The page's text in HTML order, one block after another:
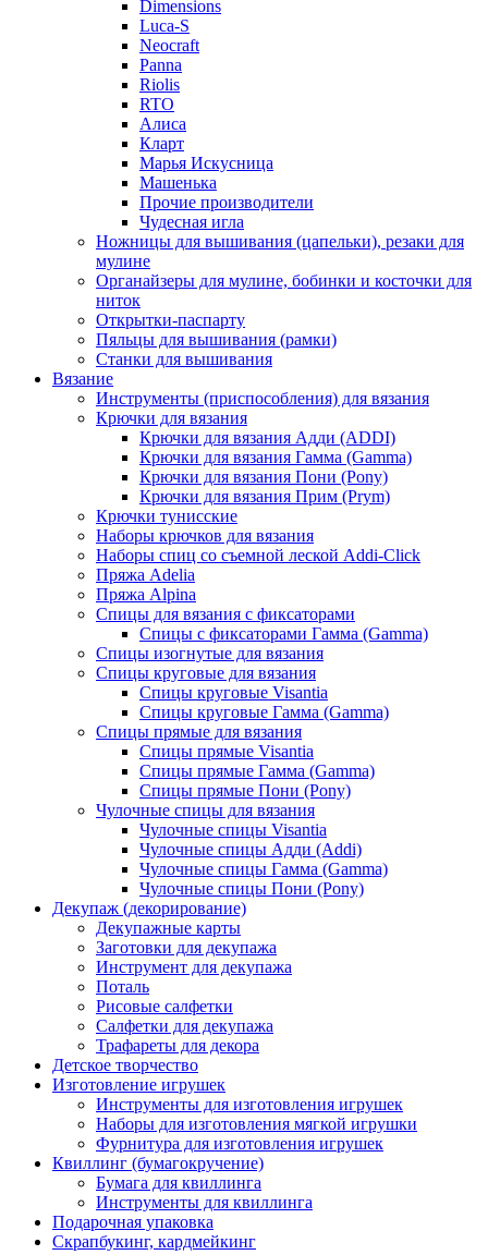
Dimensions
Luca-S
Neocraft
Panna
Riolis
RTO
Алиса
Кларт
Марья Искусница
Машенька
Прочие производители
Чудесная игла
Ножницы для вышивания (цапельки), резаки для
мулине
Органайзеры для мулине, бобинки и косточки для
ниток
Открытки-паспарту
Пяльцы для вышивания (рамки)
Станки для вышивания
Вязание
Инструменты (приспособления) для вязания
Крючки для вязания
Крючки для вязания Адди (ADDI)
Крючки для вязания Гамма (Gamma)
Крючки для вязания Пони (Pony)
Крючки для вязания Прим (Prym)
Крючки тунисские
Наборы крючков для вязания
Наборы спиц со съемной леской Addi-Click
Пряжа Adelia
Пряжа Alpina
Спицы для вязания с фиксаторами
Спицы с фиксаторами Гамма (Gamma)
Спицы изогнутые для вязания
Спицы круговые для вязания
Спицы круговые Visantia
Спицы круговые Гамма (Gamma)
Спицы прямые для вязания
Спицы прямые Visantia
Спицы прямые Гамма (Gamma)
Спицы прямые Пони (Pony)
Чулочные спицы для вязания
Чулочные спицы Visantia
Чулочные спицы Адди (Addi)
Чулочные спицы Гамма (Gamma)
Чулочные спицы Пони (Pony)
Декупаж (декорирование)
Декупажные карты
Заготовки для декупажа
Инструмент для декупажа
Поталь
Рисовые салфетки
Салфетки для декупажа
Трафареты для декора
Детское творчество
Изготовление игрушек
Инструменты для изготовления игрушек
Наборы для изготовления мягкой игрушки
Фурнитура для изготовления игрушек
Квиллинг (бумагокручение)
Бумага для квиллинга
Инструменты для квиллинга
Подарочная упаковка
Скрапбукинг, кардмейкинг